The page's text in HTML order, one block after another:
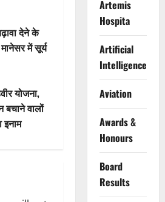
देने के
में सूर्य
योजना,
बचाने वालों
इनाम
Artemis
Hospita
Artificial
Intelligence
Aviation
Awards &
Honours
Board
Results